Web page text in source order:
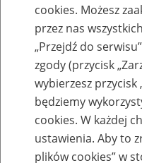
Szkolenia
Zaproś ZUS do
cookies. Możesz
przez nas
„Przejdź do
zgody (przycisk
wybierzesz przycisk
będziemy
cookies. W każdej
ustawienia. Aby to
plików cookies” w